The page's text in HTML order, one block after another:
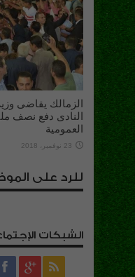
الزمالك يقاضى
النادى دفع نصف
العمومية
23 نوفمبر، 2018
للرد على
الشبكات